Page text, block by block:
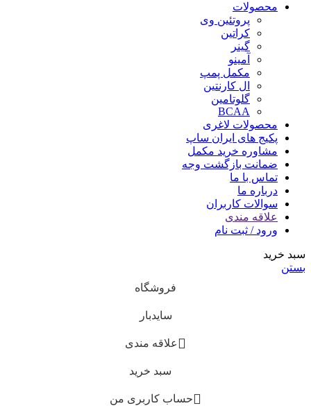
محصولات
پروتئین وی
کراتین
گینر
آمینو
مکمل پمپ
ال کارنتین
گلوتامین
BCAA
محصولات لاغری
پکیج های ایران ساپ
مشاوره خرید مکمل
ضمانت بازگشت وجه
تماس با ما
درباره ما
سوالات کاربران
علاقه مندی
ورود / ثبت نام
سبد خرید
بستن
فروشگاه
سایدبار
علاقه مندی
سبد خرید
حساب کاربری من